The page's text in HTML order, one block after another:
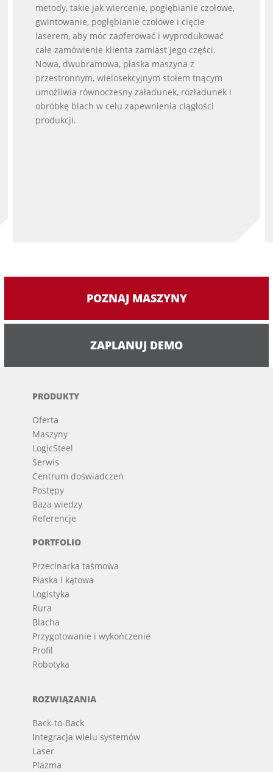
metody, takie jak wiercenie, pogłębianie czołowe,
gwintowanie, pogłębianie czołowe i cięcie
laserem, aby móc zaoferować i wyprodukować
całe zamówienie klienta zamiast jego części.
Nowa, dwubramowa, płaska maszyna z
przestronnym, wielosekcyjnym stołem tnącym
umożliwia równoczesny załadunek, rozładunek i
obróbkę blach w celu zapewnienia ciągłości
produkcji.
POZNAJ MASZYNY
ZAPLANUJ DEMO
PRODUKTY
Oferta
Maszyny
LogicSteel
Serwis
Centrum doświadczeń
Postępy
Baza wiedzy
Referencje
PORTFOLIO
Przecinarka taśmowa
Płaska i kątowa
Logistyka
Rura
Blacha
Przygotowanie i wykończenie
Profil
Robotyka
ROZWIĄZANIA
Back-to-Back
Integracja wielu systemów
Laser
Plazma